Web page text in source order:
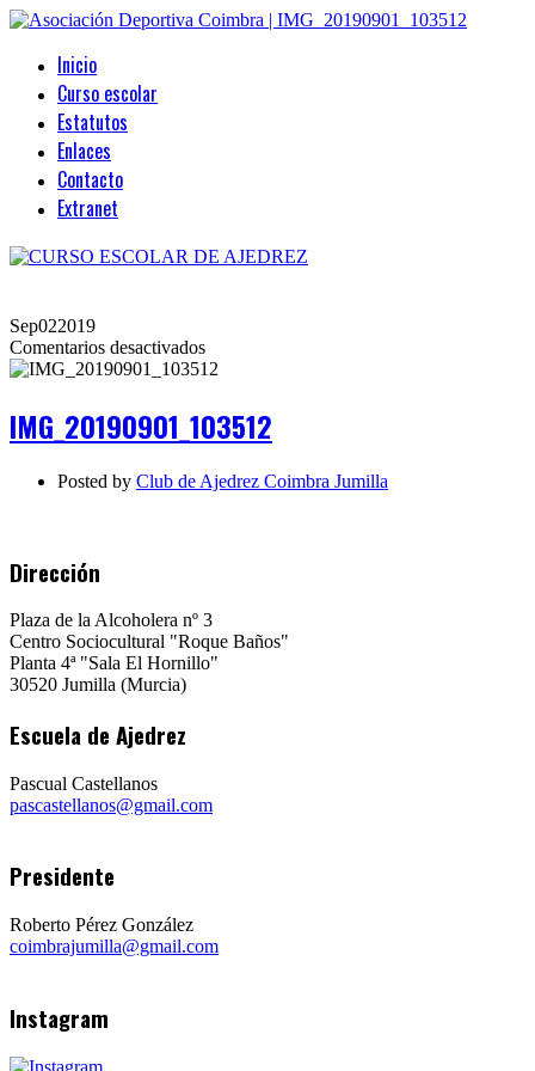
Inicio
Curso escolar
Estatutos
Enlaces
Contacto
Extranet
Sep022019
Comentarios desactivadosen
IMG_20190901_103512
IMG_20190901_103512
Posted by Club de Ajedrez Coimbra Jumilla
Dirección
Plaza de la Alcoholera nº 3
Centro Sociocultural "Roque Baños"
Planta 4ª "Sala El Hornillo"
30520 Jumilla (Murcia)
Escuela de Ajedrez
Pascual Castellanos
pascastellanos@gmail.com
Presidente
Roberto Pérez González
coimbrajumilla@gmail.com
Instagram